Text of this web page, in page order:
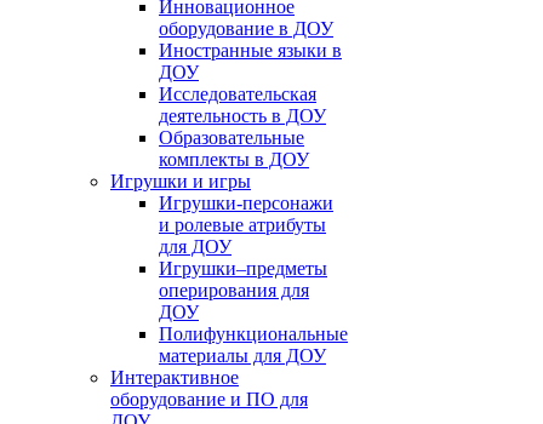
Инновационное
оборудование в ДОУ
Иностранные языки в
ДОУ
Исследовательская
деятельность в ДОУ
Образовательные
комплекты в ДОУ
Игрушки и игры
Игрушки-персонажи
и ролевые атрибуты
для ДОУ
Игрушки–предметы
оперирования для
ДОУ
Полифункциональные
материалы для ДОУ
Интерактивное
оборудование и ПО для